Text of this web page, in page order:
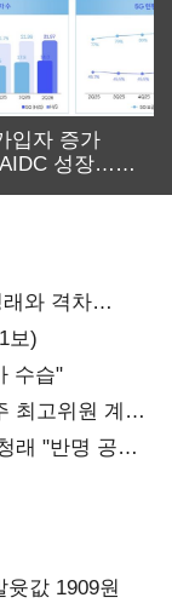
입자 증가
성장…
와 격차
보)
수습"
최고위원 계파
래 "반명 공세
값 1909원